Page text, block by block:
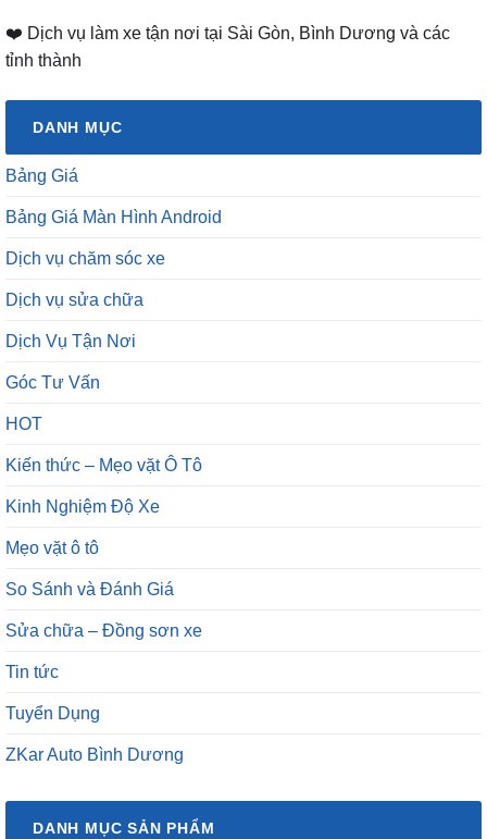
❤️ Dịch vụ làm xe tận nơi tại Sài Gòn, Bình Dương và các
tỉnh thành
DANH MỤC
Bảng Giá
Bảng Giá Màn Hình Android
Dịch vụ chăm sóc xe
Dịch vụ sửa chữa
Dịch Vụ Tận Nơi
Góc Tư Vấn
HOT
Kiến thức – Mẹo vặt Ô Tô
Kinh Nghiệm Độ Xe
Mẹo vặt ô tô
So Sánh và Đánh Giá
Sửa chữa – Đồng sơn xe
Tin tức
Tuyển Dụng
ZKar Auto Bình Dương
DANH MỤC SẢN PHẨM